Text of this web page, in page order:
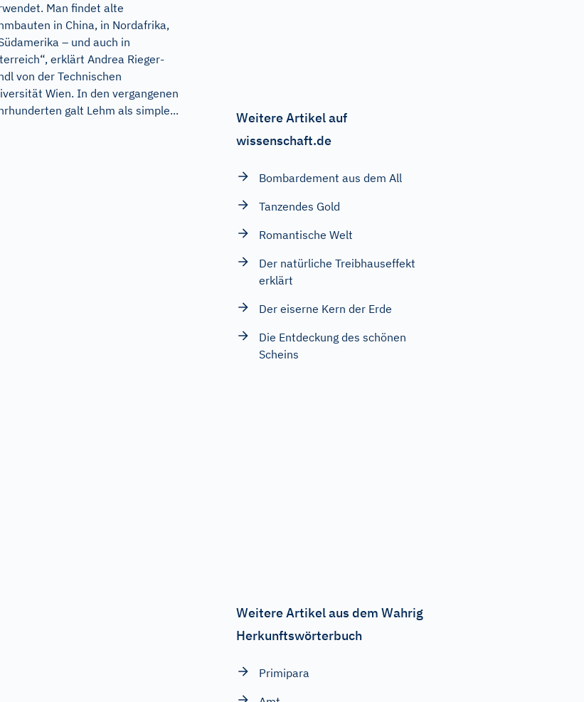
Man findet alte
in China, in Nordafrika,
– und auch in
erklärt Andrea Rieger-
von der Technischen
Wien. In den vergangenen
galt Lehm als simple...
Weitere Artikel auf
wissenschaft.de
Bombardement aus dem All
Tanzendes Gold
Romantische Welt
Der natürliche Treibhauseffekt
erklärt
Der eiserne Kern der Erde
Die Entdeckung des schönen
Scheins
Weitere Artikel aus dem Wahrig
Herkunftswörterbuch
Primipara